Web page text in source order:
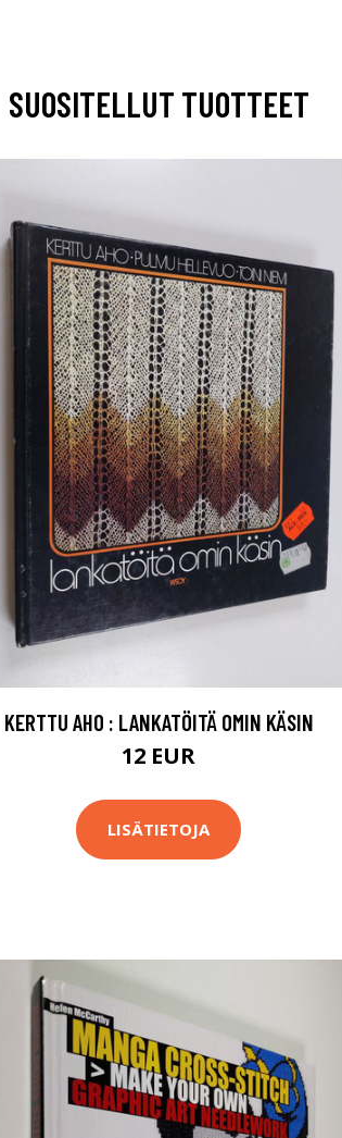
SUOSITELLUT TUOTTEET
KERTTU AHO : LANKATÖITÄ OMIN KÄSIN
12 EUR
LISÄTIETOJA